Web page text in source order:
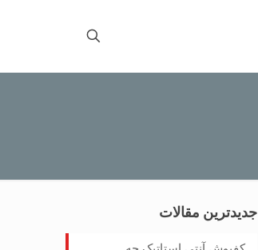
جدیدترین مقالات